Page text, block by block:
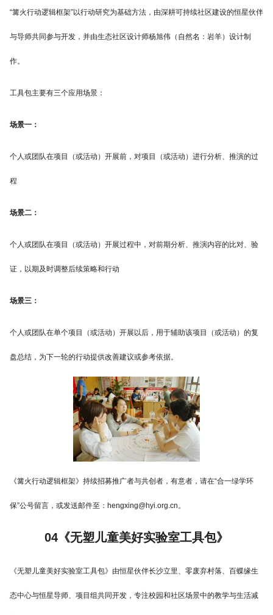
“篝火行动逻辑框架”以行动研究为基础方法，由深耕可持续社区建设的恒星伙伴
与导师共同参与开发，并由生态社区设计师杨旭伟（自然名：岩羊）设计制
作。
工具包主要有三个应用场景：
场景一：
个人或团队在项目（或活动）开展前，对项目（或活动）进行分析、推演的过
程
场景二：
个人或团队在项目（或活动）开展过程中，对前期分析、推演内容的比对、验
证，以期及时调整后续策略和行动
场景三：
个人或团队在单个项目（或活动）开展以后，用于辅助该项目（或活动）的复
盘总结，为下一轮的行动提供改善建议或参考依据。
《篝火行动逻辑框架》持续招募推广者与共创者，有意者，请在“合一绿学环
保”公号留言，或发送邮件至：hengxing@hyi.org.cn。
04《无塑儿童美好实验室工具包》
《无塑儿童美好实验室工具包》由恒星伙伴长沙立里、零废弃村落、百蝶缘生
态中心与恒星导师、项目组共同开发，专注校园和社区场景中的教学与生活减